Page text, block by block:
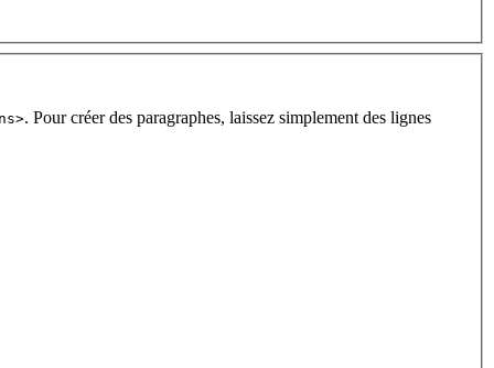
. Pour créer des paragraphes, laissez simplement des lignes